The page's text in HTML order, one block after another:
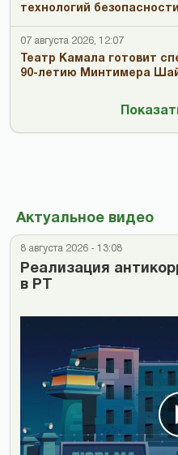
технологий безопасности
07 августа 2026, 12:07
Театр Камала готовит
90-летию Минтимера
Актуальное видео
8 августа 2026 - 13:08
Реализация
в РТ